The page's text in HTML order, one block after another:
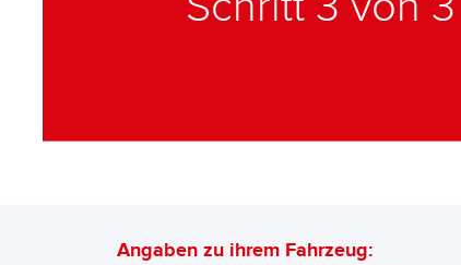
Angaben zu ihrem Fahrzeug: